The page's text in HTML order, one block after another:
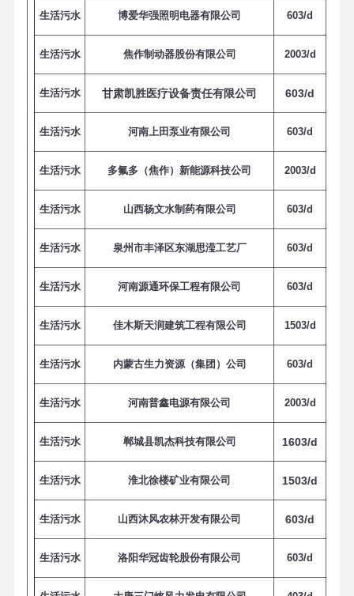
生活污水 博爱华强照明电器有限公司 603/d
生活污水 焦作制动器股份有限公司 2003/d
生活污水 甘肃凯胜医疗设备责任有限公司 603/d
生活污水 河南上田泵业有限公司 603/d
生活污水 多氟多（焦作）新能源科技公司 2003/d
生活污水 山西杨文水制药有限公司 603/d
生活污水 泉州市丰泽区东湖思滢工艺厂 603/d
生活污水 河南源通环保工程有限公司 603/d
生活污水 佳木斯天润建筑工程有限公司 1503/d
生活污水 内蒙古生力资源（集团）公司 603/d
生活污水 河南普鑫电源有限公司 2003/d
生活污水 郸城县凯杰科技有限公司 1603/d
生活污水 淮北徐楼矿业有限公司 1503/d
生活污水 山西沐风农林开发有限公司 603/d
生活污水 洛阳华冠齿轮股份有限公司 603/d